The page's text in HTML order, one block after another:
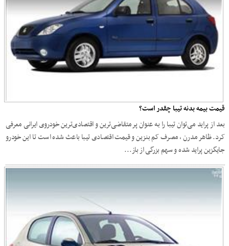
قیمت بیمه بدنه تیبا چقدر است؟
بعد از پراید می‌توان تیبا را به عنوان پرمتقاضی‌ترین و اقتصادی‌ترین خودروی ایرانی معرفی
کرد. ظاهر مدرن ، مصرف کم بنزین و قیمت اقتصادی تیبا باعث شده است تا این خودرو
جایگزین پراید شده و سهم بزرگی از باز...